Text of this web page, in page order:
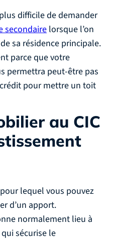
difficile de demander
secondaire lorsque l’on
sa résidence principale.
parce que votre
permettra peut-être pas
pour mettre un toit
au CIC
lequel vous pouvez
d’un apport.
normalement lieu à
sécurise le